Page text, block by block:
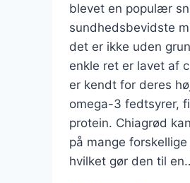
blevet en populær
sundhedsbevidste
det er ikke uden
enkle ret er lavet af
er kendt for deres
omega-3 fedtsyrer,
protein. Chiagrød
på mange forskellige
hvilket gør den til